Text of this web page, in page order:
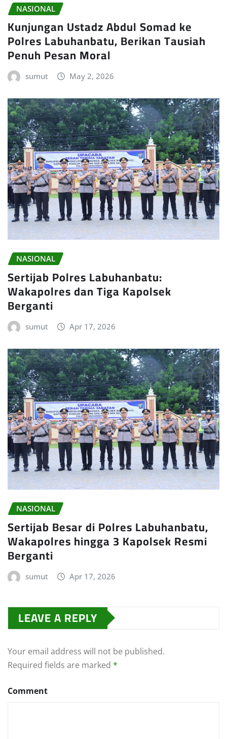
NASIONAL
Kunjungan Ustadz Abdul Somad ke
Polres Labuhanbatu, Berikan Tausiah
Penuh Pesan Moral
sumut May 2, 2026
NASIONAL
Sertijab Polres Labuhanbatu:
Wakapolres dan Tiga Kapolsek
Berganti
sumut Apr 17, 2026
NASIONAL
Sertijab Besar di Polres Labuhanbatu,
Wakapolres hingga 3 Kapolsek Resmi
Berganti
sumut Apr 17, 2026
LEAVE A REPLY
Your email address will not be published.
Required fields are marked *
Comment